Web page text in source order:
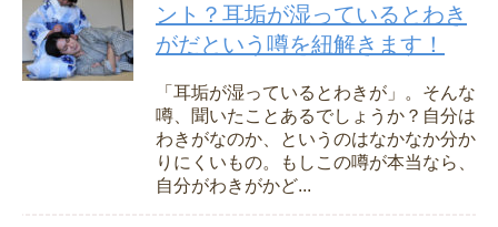
ント？耳垢が湿っているとわき
がだという噂を紐解きます！
「耳垢が湿っているとわきが」。そんな
噂、聞いたことあるでしょうか？自分は
わきがなのか、というのはなかなか分か
りにくいもの。もしこの噂が本当なら、
自分がわきがかど...